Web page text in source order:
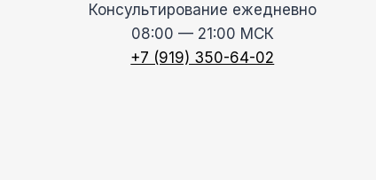
Консультирование ежедневно
08:00 — 21:00 МСК
+7 (919) 350-64-02